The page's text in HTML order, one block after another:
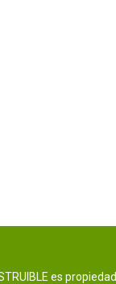
es propiedad